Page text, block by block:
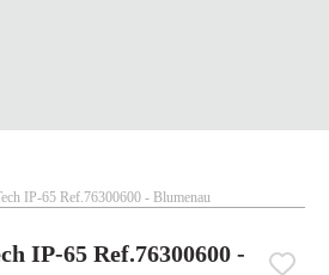
IP-65 Ref.76300600 - Blumenau
IP-65 Ref.76300600 -